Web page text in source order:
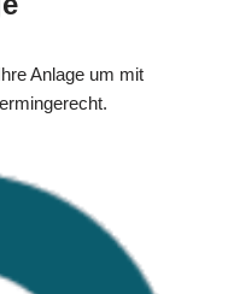
Anlage um mit